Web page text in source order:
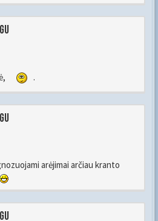
.
arėjimai arčiau kranto